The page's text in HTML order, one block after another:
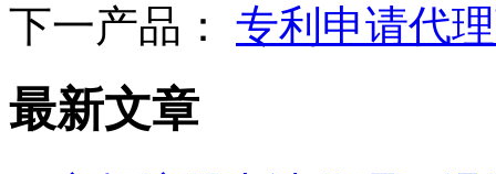
下一产品： 专利申请代
最新文章